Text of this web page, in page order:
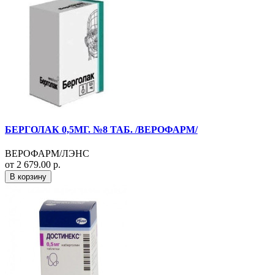
БЕРГОЛАК 0,5МГ. №8 ТАБ. /ВЕРОФАРМ/
ВЕРОФАРМ/ЛЭНС
от 2 679.00 р.
В корзину